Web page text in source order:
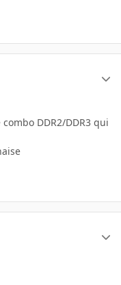
combo DDR2/DDR3 qui